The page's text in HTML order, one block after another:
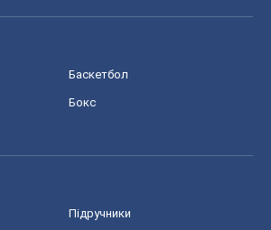
Баскетбол
Бокс
Підручники